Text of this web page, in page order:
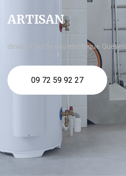
ARTISAN
devis Chauffe eau electrique Quéven
09 72 59 92 27